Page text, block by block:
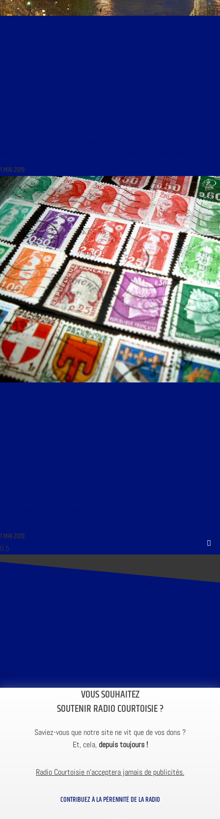
1 MAI 2019
1 MAI 2019
VOUS SOUHAITEZ
SOUTENIR RADIO COURTOISIE ?
Saviez-vous que notre site ne vit que de vos dons ?
Et, cela, depuis toujours !
Radio Courtoisie n’acceptera jamais de publicités.
CONTRIBUEZ À LA PÉRENNITÉ DE LA RADIO